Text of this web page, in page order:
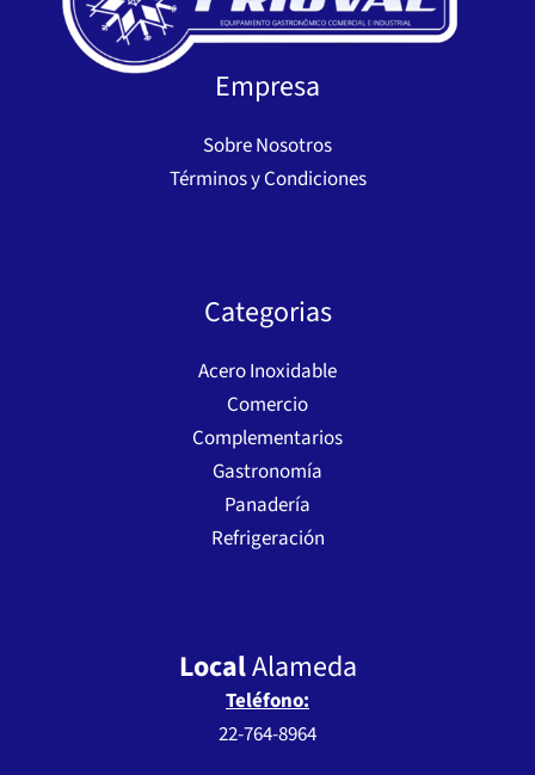
Empresa
Sobre Nosotros
Términos y Condiciones
Categorias
Acero Inoxidable
Comercio
Complementarios
Gastronomía
Panadería
Refrigeración
LocalAlameda
Teléfono:
22-764-8964